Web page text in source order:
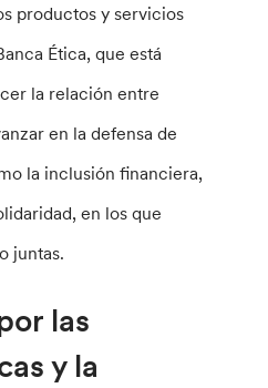
productos y servicios
Ética, que está
la relación entre
en la defensa de
la inclusión financiera,
en los que
juntas.
las
y la